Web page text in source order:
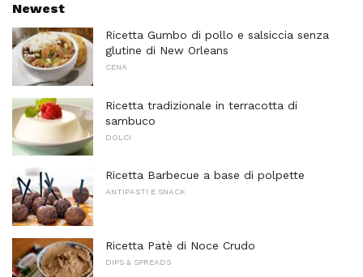
Newest
Ricetta Gumbo di pollo e salsiccia senza
glutine di New Orleans
CENA
Ricetta tradizionale in terracotta di
sambuco
DOLCI
Ricetta Barbecue a base di polpette
ANTIPASTI E SNACK
Ricetta Patè di Noce Crudo
DIPS & SPREADS